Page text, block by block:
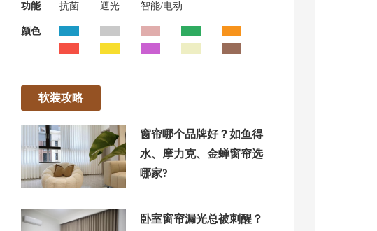
功能 抗菌 遮光 智能/电动
颜色
软装攻略
窗帘哪个品牌好？如鱼得
水、摩力克、金蝉窗帘选
哪家?
卧室窗帘漏光总被刺醒？